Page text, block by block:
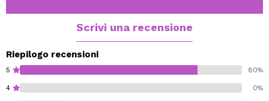
Scrivi una recensione
Riepilogo recensioni
5 80%
4 0%